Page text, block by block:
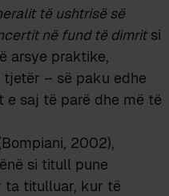
të ushtrisë së
në fund të dimritsi
arsye praktike,
tjetër – së paku edhe
e saj të parë dhe më të
2002),
si titull pune
ta titulluar, kur të